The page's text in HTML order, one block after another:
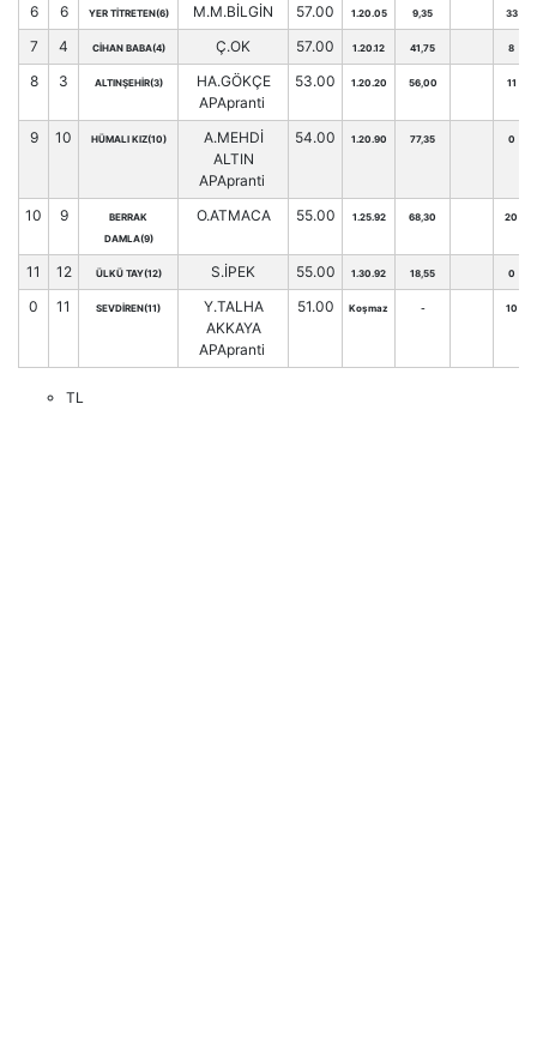
6 6 YER TİTRETEN(6) M.M.BİLGİN 57.00 1.20.05 9,35 33
7 4 CİHAN BABA(4) Ç.OK 57.00 1.20.12 41,75 8
8 3 ALTINŞEHİR(3)
HA.GÖKÇE
APApranti
53.00 1.20.20 56,00 11
9 10 HÜMALI KIZ(10)
A.MEHDİ
ALTIN
APApranti
54.00 1.20.90 77,35 0
10 9
BERRAK
DAMLA(9)
O.ATMACA 55.00 1.25.92 68,30 20
11 12 ÜLKÜ TAY(12) S.İPEK 55.00 1.30.92 18,55 0
0 11 SEVDİREN(11)
Y.TALHA
AKKAYA
APApranti
51.00 Koşmaz - 10
TL